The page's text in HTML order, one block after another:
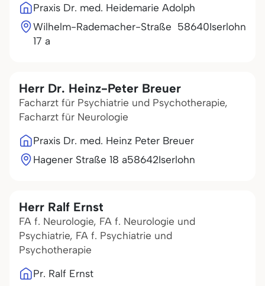
Praxis Dr. med. Heidemarie Adolph
Wilhelm-Rademacher-Straße
17 a
58640Iserlohn
Herr Dr. Heinz-Peter Breuer
Facharzt für Psychiatrie und Psychotherapie,
Facharzt für Neurologie
Praxis Dr. med. Heinz Peter Breuer
Hagener Straße 18 a58642Iserlohn
Herr Ralf Ernst
FA f. Neurologie, FA f. Neurologie und
Psychiatrie, FA f. Psychiatrie und
Psychotherapie
Pr. Ralf Ernst